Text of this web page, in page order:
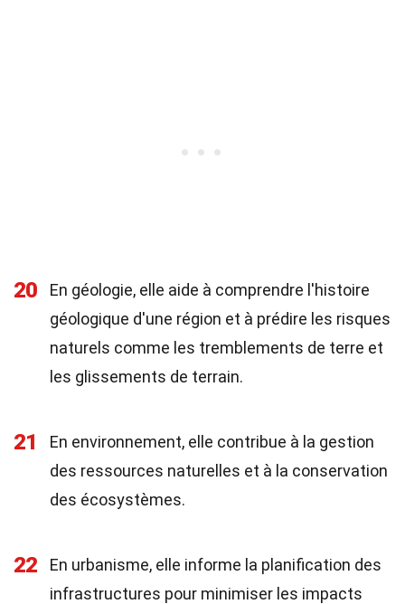
20
En géologie, elle aide à comprendre l'histoire
géologique d'une région et à prédire les risques
naturels comme les tremblements de terre et
les glissements de terrain.
21
En environnement, elle contribue à la gestion
des ressources naturelles et à la conservation
des écosystèmes.
22
En urbanisme, elle informe la planification des
infrastructures pour minimiser les impacts